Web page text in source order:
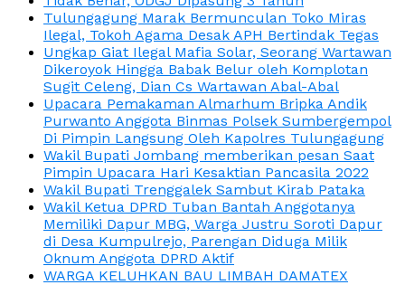
Tulungagung Marak Bermunculan Toko Miras
Ilegal, Tokoh Agama Desak APH Bertindak Tegas
Ungkap Giat Ilegal Mafia Solar, Seorang Wartawan
Dikeroyok Hingga Babak Belur oleh Komplotan
Sugit Celeng, Dian Cs Wartawan Abal-Abal
Upacara Pemakaman Almarhum Bripka Andik
Purwanto Anggota Binmas Polsek Sumbergempol
Di Pimpin Langsung Oleh Kapolres Tulungagung
Wakil Bupati Jombang memberikan pesan Saat
Pimpin Upacara Hari Kesaktian Pancasila 2022
Wakil Bupati Trenggalek Sambut Kirab Pataka
Wakil Ketua DPRD Tuban Bantah Anggotanya
Memiliki Dapur MBG, Warga Justru Soroti Dapur
di Desa Kumpulrejo, Parengan Diduga Milik
Oknum Anggota DPRD Aktif
WARGA KELUHKAN BAU LIMBAH DAMATEX